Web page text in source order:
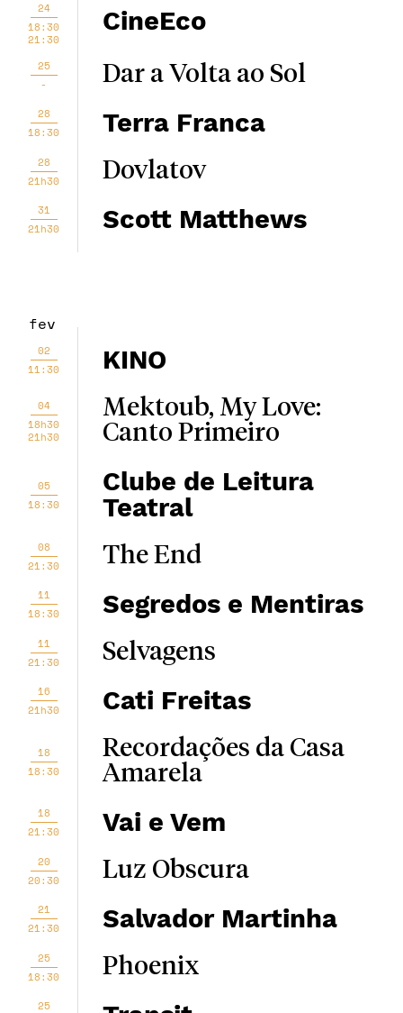
24
18:30
21:30
CineEco
25
-
Dar a Volta ao Sol
28
18:30
Terra Franca
28
21h30
Dovlatov
31
21h30
Scott Matthews
fev
02
11:30
KINO
04
18h30
21h30
Mektoub, My Love:
Canto Primeiro
05
18:30
Clube de Leitura
Teatral
08
21:30
The End
11
18:30
Segredos e Mentiras
11
21:30
Selvagens
16
21h30
Cati Freitas
18
18:30
Recordações da Casa
Amarela
18
21:30
Vai e Vem
20
20:30
Luz Obscura
21
21:30
Salvador Martinha
25
18:30
Phoenix
25